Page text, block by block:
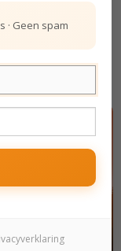
· Geen spam